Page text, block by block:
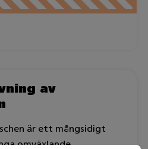
av
är ett mångsidigt
omväxlande